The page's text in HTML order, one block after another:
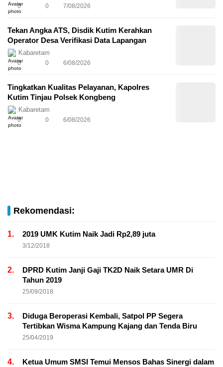
0 0 7/08/2026
Tekan Angka ATS, Disdik Kutim Kerahkan
Operator Desa Verifikasi Data Lapangan
Kabaretam
0 0 6/08/2026
Tingkatkan Kualitas Pelayanan, Kapolres
Kutim Tinjau Polsek Kongbeng
Kabaretam
0 0 6/08/2026
Rekomendasi:
1. 2019 UMK Kutim Naik Jadi Rp2,89 juta
3/12/2018
2.
DPRD Kutim Janji Gaji TK2D Naik Setara UMR Di
Tahun 2019
25/09/2018
3.
Diduga Beroperasi Kembali, Satpol PP Segera
Tertibkan Wisma Kampung Kajang dan Tenda Biru
25/04/2019
4.
Ketua Umum SMSI Temui Mensos Bahas Sinergi dalam